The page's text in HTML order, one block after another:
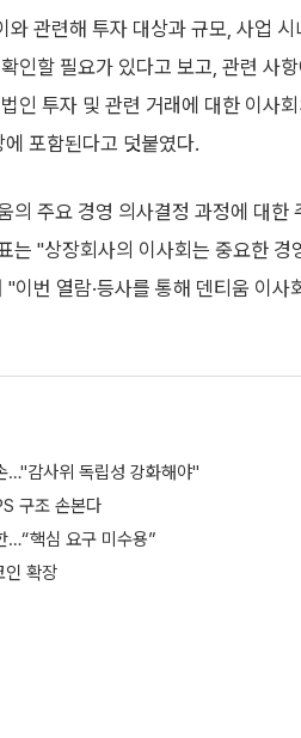
관련해 투자 대상과 규모, 사업
인할 필요가 있다고 보고, 관련 사
인 투자 및 관련 거래에 대한 이사
포함된다고 덧붙였다.
의 주요 경영 의사결정 과정에 대
는 "상장회사의 이사회는 중요한
이번 열람·등사를 통해 덴티움 이
…"감사위 독립성 강화해야"
구조 손본다
…“핵심 요구 미수용”
인 확장